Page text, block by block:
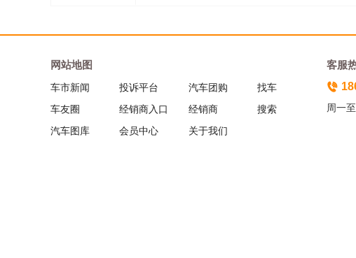
网站地图
车市新闻 投诉平台 汽车团购
找车
车友圈
经销商入口 经销商
搜索
汽车图库
会员中心 关于我们
客服
周一